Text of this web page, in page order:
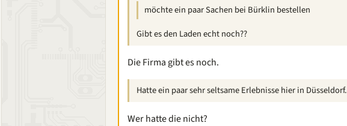
möchte ein paar Sachen bei Bürklin bestellen
Gibt es den Laden echt noch??
Die Firma gibt es noch.
Hatte ein paar sehr seltsame Erlebnisse hier in Düsseldorf.
Wer hatte die nicht?